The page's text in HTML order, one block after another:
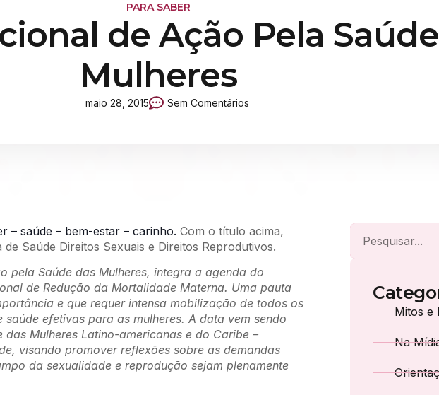
PARA SABER
de Ação Pela
Mulheres
maio 28, 2015 Sem Comentários
– saúde – bem-estar – carinho. Com o título acima,
de Saúde Direitos Sexuais e Direitos Reprodutivos.
pela Saúde das Mulheres, integra a agenda do
de Redução da Mortalidade Materna. Uma pauta
e que requer intensa mobilização de todos os
efetivas para as mulheres. A data vem sendo
Mulheres Latino-americanas e do Caribe –
visando promover reflexões sobre as demandas
da sexualidade e reprodução sejam plenamente
Mitos e
Na